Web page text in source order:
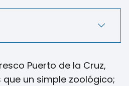
Puerto de la Cruz,
que un simple zoológico;